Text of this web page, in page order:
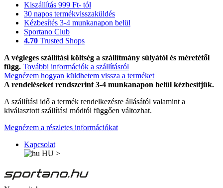
Kiszállítás 999 Ft- tól
30 napos termékvisszaküldés
Kézbesítés 3-4 munkanapon belül
Sportano Club
4.70 Trusted Shops
A végleges szállítási költség a szállítmány súlyától és méretétől
függ. További információk a szállításról
Megnézem hogyan küldhetem vissza a terméket
A rendeléseket rendszerint 3-4 munkanapon belül kézbesítjük.
A szállítási idő a termék rendelkezésre állásától valamint a
kiválasztott szállítási módtól függően változhat.
Megnézem a részletes információkat
Kapcsolat
HU >